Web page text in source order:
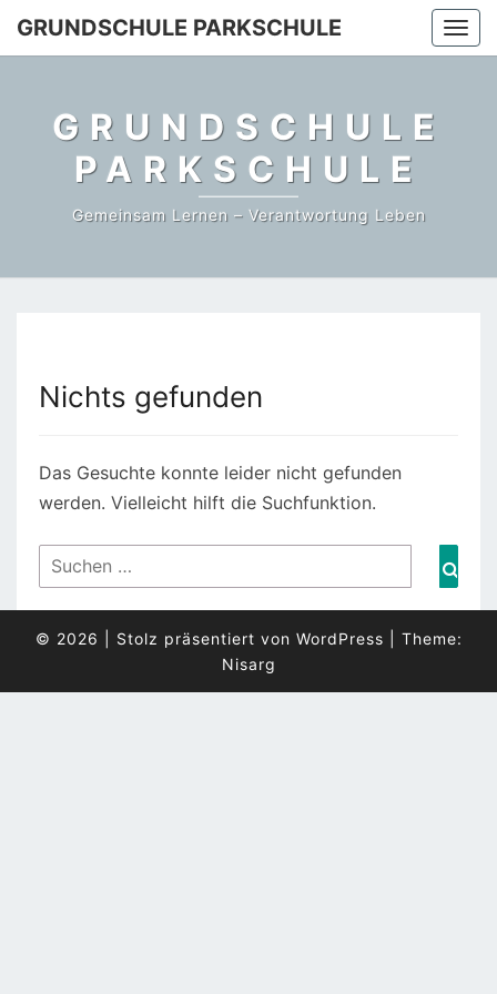
Skip
GRUNDSCHULE PARKSCHULE
GRUNDSCHULE
PARKSCHULE
Gemeinsam Lernen – Verantwortung Leben
Nichts
Nichts gefunden
Das Gesuchte konnte leider nicht gefunden
werden. Vielleicht hilft die Suchfunktion.
Suchen
nach:
© 2026 Stolz präsentiert von WordPress
Theme:
Nisarg